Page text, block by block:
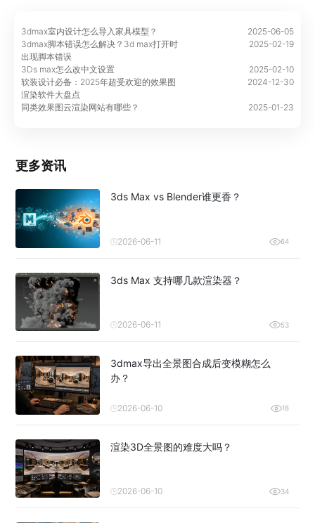
3dmax室内设计怎么导入家具模型？
2025-06-05
3dmax脚本错误怎么解决？3d max打开时
出现脚本错误
2025-02-19
3Ds max怎么改中文设置
2025-02-10
软装设计必备：2025年超受欢迎的效果图
渲染软件大盘点
2024-12-30
同类效果图云渲染网站有哪些？ 2025-01-23
更多资讯
3ds Max vs Blender谁更香？
2026-06-11 64
3ds Max 支持哪几款渲染器？
2026-06-11 53
3dmax导出全景图合成后变模糊怎么
办？
2026-06-10 18
渲染3D全景图的难度大吗？
2026-06-10 34